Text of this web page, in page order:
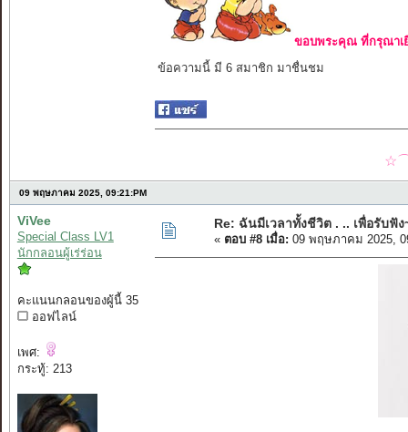
ขอบพระคุณ ที่กรุณาเ
ข้อความนี้ มี 6 สมาชิก มาชื่นชม
☆⌒
09 พฤษภาคม 2025, 09:21:PM
ViVee
Special Class LV1
นักกลอนผู้เร่ร่อน
คะแนนกลอนของผู้นี้ 35
ออฟไลน์
เพศ:
กระทู้: 213
Re: ฉันมีเวลาทั้งชีวิต . .. เพื่อรับฟัง
« ตอบ #8 เมื่อ: 09 พฤษภาคม 2025,